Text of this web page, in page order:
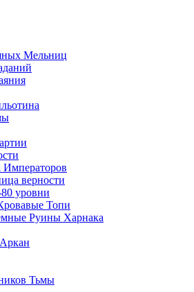
Мельниц
Императоров
верности
уровни
Топи
Руины Харнака
Тьмы